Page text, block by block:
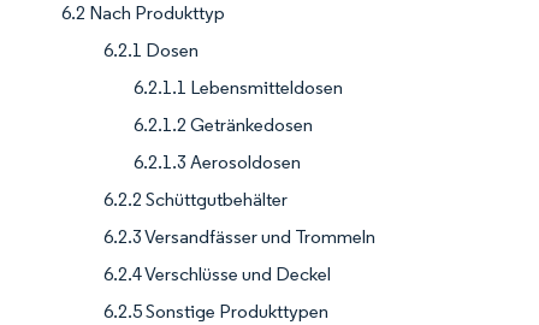
6.2 Nach Produkttyp
6.2.1 Dosen
6.2.1.1 Lebensmitteldosen
6.2.1.2 Getränkedosen
6.2.1.3 Aerosoldosen
6.2.2 Schüttgutbehälter
6.2.3 Versandfässer und Trommeln
6.2.4 Verschlüsse und Deckel
6.2.5 Sonstige Produkttypen